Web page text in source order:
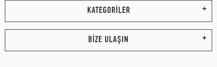
KATEGORİLER
BİZE ULAŞIN